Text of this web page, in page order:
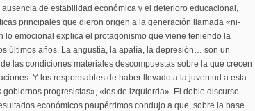
de estabilidad económica y el deterioro educacional,
principales que dieron origen a la generación llamada «ni-
lo emocional explica el protagonismo que viene teniendo la
últimos años. La angustia, la apatía, la depresión… son un
las condiciones materiales descompuestas sobre la que crecen
Y los responsables de haber llevado a la juventud a esta
gobiernos progresistas», «los de izquierda». El doble discurso
económicos paupérrimos condujo a que, sobre la base